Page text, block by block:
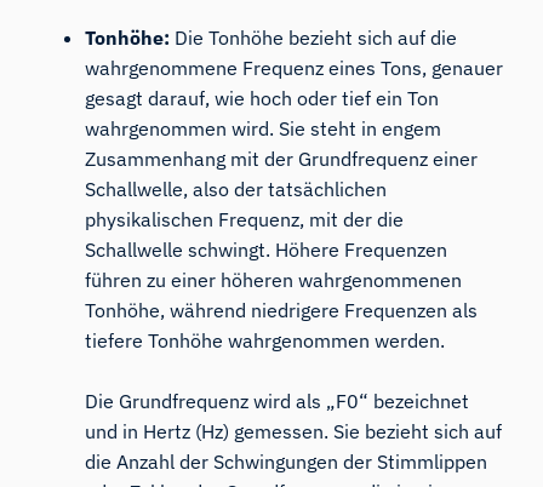
Tonhöhe: Die Tonhöhe bezieht sich auf die
wahrgenommene Frequenz eines Tons, genauer
gesagt darauf, wie hoch oder tief ein Ton
wahrgenommen wird. Sie steht in engem
Zusammenhang mit der Grundfrequenz einer
Schallwelle, also der tatsächlichen
physikalischen Frequenz, mit der die
Schallwelle schwingt. Höhere Frequenzen
führen zu einer höheren wahrgenommenen
Tonhöhe, während niedrigere Frequenzen als
tiefere Tonhöhe wahrgenommen werden.
Die Grundfrequenz wird als „F0“ bezeichnet
und in Hertz (Hz) gemessen. Sie bezieht sich auf
die Anzahl der Schwingungen der Stimmlippen